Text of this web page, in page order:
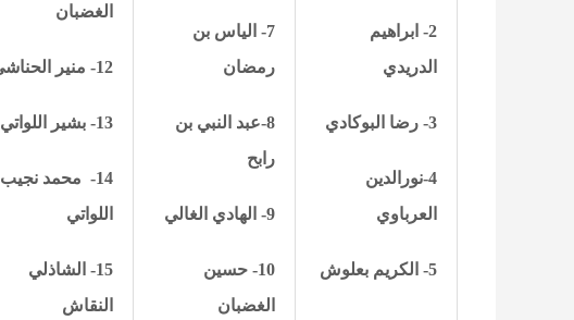
الغضبان
12- منير الحناشي
13- بشير اللواتي
14-
محمد نجيب
اللواتي
15- الشاذلي
النقاش
7- الياس بن
رمضان
8- عبد النبي بن
رابح
9- الهادي الغالي
10- حسين
الغضبان
2- ابراهيم
الدريدي
3- رضا البوكادي
4-نورالدين
العرباوي
5- الكريم بعلوش